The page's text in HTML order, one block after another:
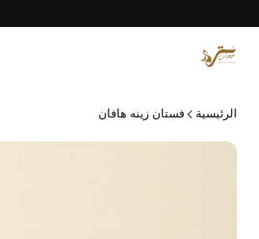
الرئيسية فستان زينه هافان